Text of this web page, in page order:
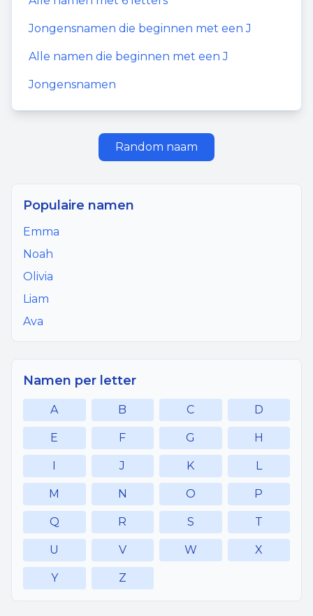
Jongensnamen die beginnen met eenJ
Alle namen die beginnen met eenJ
Jongensnamen
Random naam
Populaire namen
Emma
Noah
Olivia
Liam
Ava
Namen per letter
A B C D
E F G H
I J K L
M N O P
Q R S T
U V W X
Y Z